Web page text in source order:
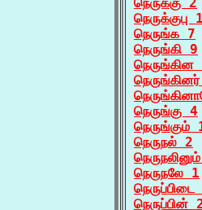
நெருக்குபு 1
நெருங்க 7
நெருங்கி 9
நெருங்கின
நெருங்கு 4
நெருங்கும்
நெருநல் 2
நெருநலே 1
நெருப்பிடை
நெருப்பின்